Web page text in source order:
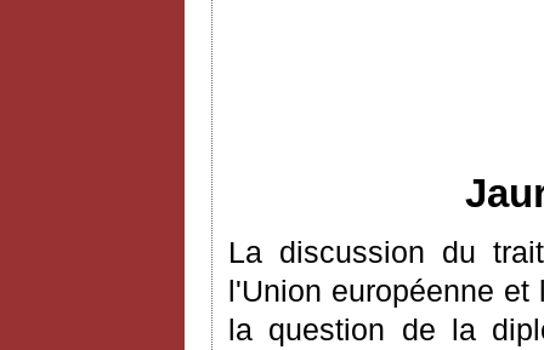
La discussion du
l'Union européenne
la question de la